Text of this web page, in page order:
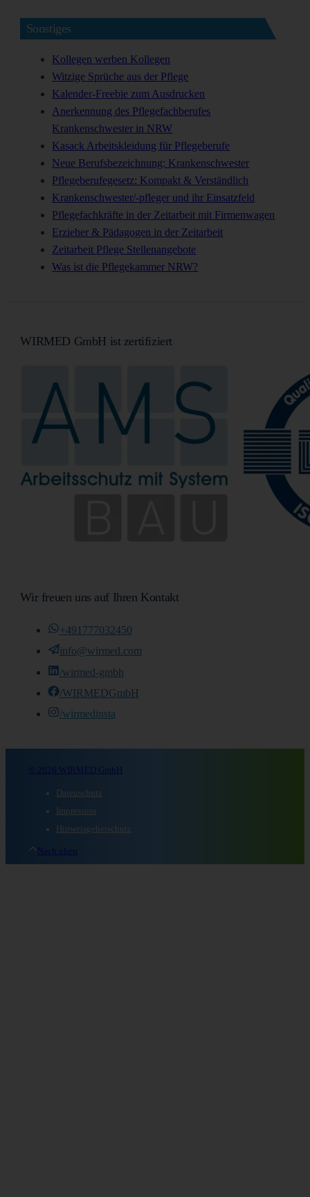
Sonstiges
Kollegen werben Kollegen
Witzige Sprüche aus der Pflege
Kalender-Freebie zum Ausdrucken
Anerkennung des Pflegefachberufes
Krankenschwester in NRW
Kasack Arbeitskleidung für Pflegeberufe
Neue Berufsbezeichnung: Krankenschwester
Pflegeberufegesetz: Kompakt & Verständlich
Krankenschwester/-pfleger und ihr Einsatzfeld
Pflegefachkräfte in der Zeitarbeit mit Firmenwagen
Erzieher & Pädagogen in der Zeitarbeit
Zeitarbeit Pflege Stellenangebote
Was ist die Pflegekammer NRW?
WIRMED GmbH ist zertifiziert
Wir freuen uns auf Ihren Kontakt
+491777032450
info@wirmed.com
/wirmed-gmbh
/WIRMEDGmbH
/wirmedinsta
© 2026 WIRMED GmbH
Datenschutz
Impressum
Hinweisgeberschutz
Nach oben